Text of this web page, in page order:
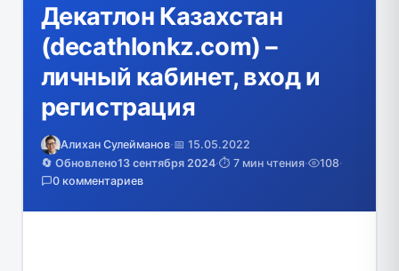
Декатлон Казахстан
(decathlonkz.com) –
личный кабинет, вход и
регистрация
Алихан Сулейманов·📅 15.05.2022
🔄 Обновлено13 сентября 2024·⏱️ 7 мин чтения· 108·
0 комментариев